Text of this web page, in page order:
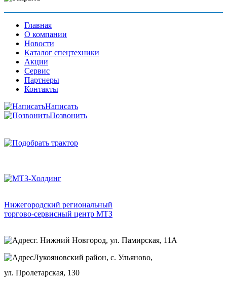
Главная
О компании
Новости
Каталог спецтехники
Акции
Сервис
Партнеры
Контакты
Написать
Позвонить
Нижегородский региональный
торгово-сервисный центр МТЗ
г. Нижний Новгород, ул. Памирская, 11А
Лукояновский район, с. Ульяново,
ул. Пролетарская, 130